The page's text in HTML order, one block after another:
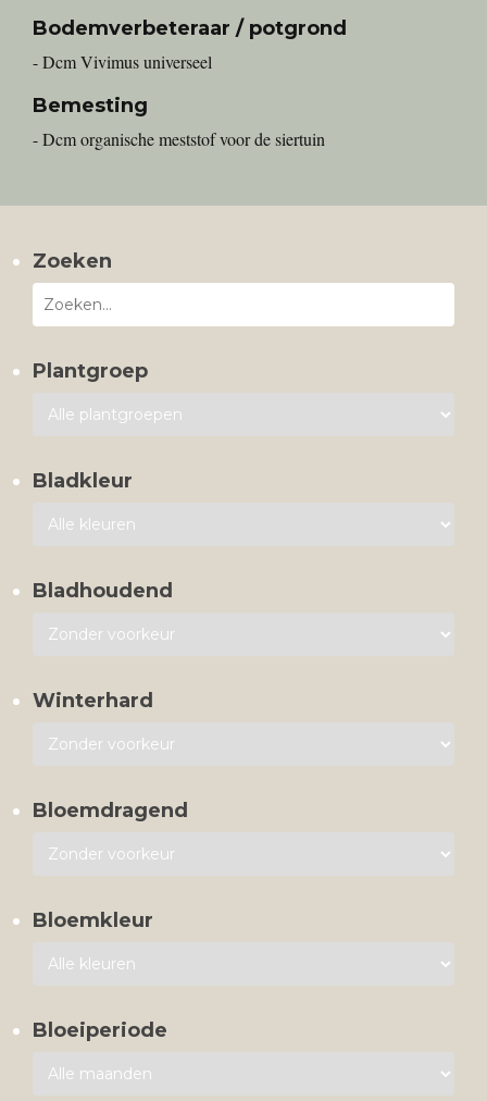
Bodemverbeteraar / potgrond
- Dcm Vivimus universeel
Bemesting
- Dcm organische meststof voor de siertuin
Zoeken
Plantgroep
Bladkleur
Bladhoudend
Winterhard
Bloemdragend
Bloemkleur
Bloeiperiode